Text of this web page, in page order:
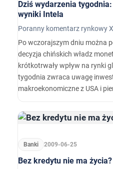
Dziś wydarzenia
wyniki Intela
Poranny komentarz rynkowy
Po wczorajszym dniu można
decyzja chińskich władz
krótkotrwały wpływ na rynki
tygodnia zwraca uwagę
makroekonomiczne z USA i
Banki 2009-06-25
Bez kredytu nie ma życia?